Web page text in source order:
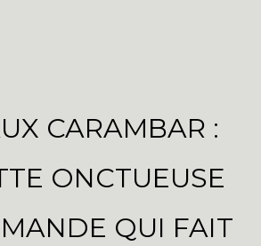
CARAMBAR :
ONCTUEUSE
QUI FAIT